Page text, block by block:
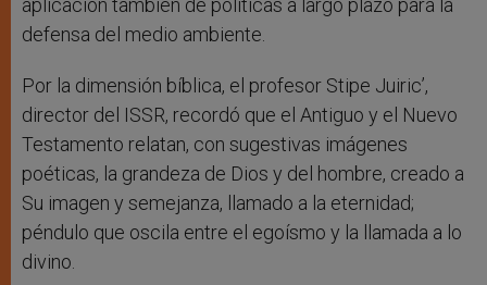
aplicación también de políticas a largo plazo para la
defensa del medio ambiente.
Por la dimensión bíblica, el profesor Stipe Juiric’,
director del ISSR, recordó que el Antiguo y el Nuevo
Testamento relatan, con sugestivas imágenes
poéticas, la grandeza de Dios y del hombre, creado a
Su imagen y semejanza, llamado a la eternidad;
péndulo que oscila entre el egoísmo y la llamada a lo
divino.